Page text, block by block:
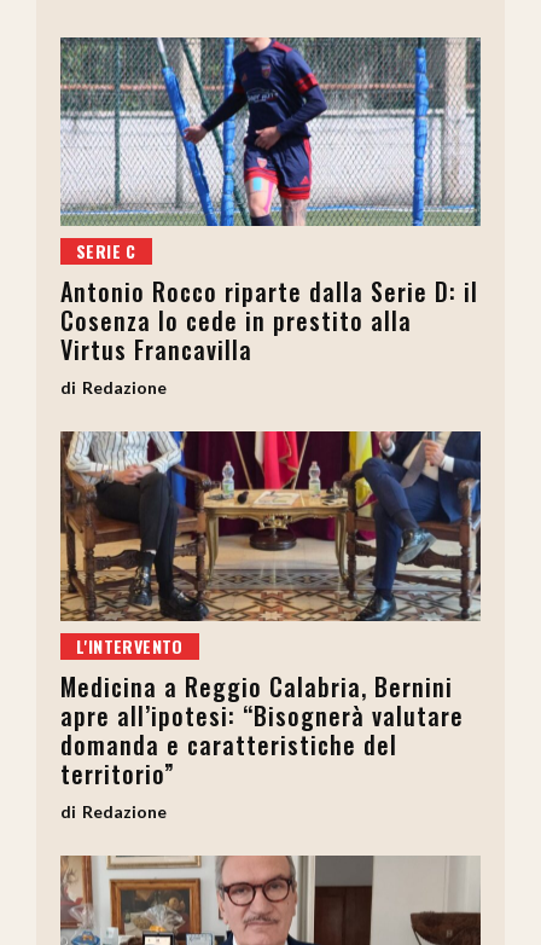
SERIE C
Antonio Rocco riparte dalla Serie D: il
Cosenza lo cede in prestito alla
Virtus Francavilla
Redazione
L'INTERVENTO
Medicina a Reggio Calabria, Bernini
apre all’ipotesi: “Bisognerà valutare
domanda e caratteristiche del
territorio”
Redazione